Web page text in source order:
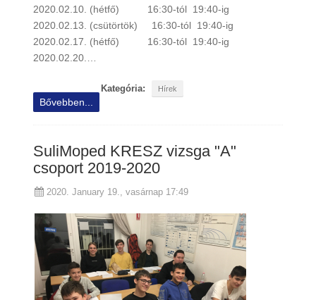
2020.02.10. (hétfő) 16:30-tól 19:40-ig
2020.02.13. (csütörtök) 16:30-tól 19:40-ig
2020.02.17. (hétfő) 16:30-tól 19:40-ig
2020.02.20.…
Kategória: Hírek
Bővebben...
SuliMoped KRESZ vizsga "A"
csoport 2019-2020
2020. January 19., vasárnap 17:49